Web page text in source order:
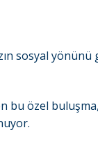
sosyal yönünü
bu özel